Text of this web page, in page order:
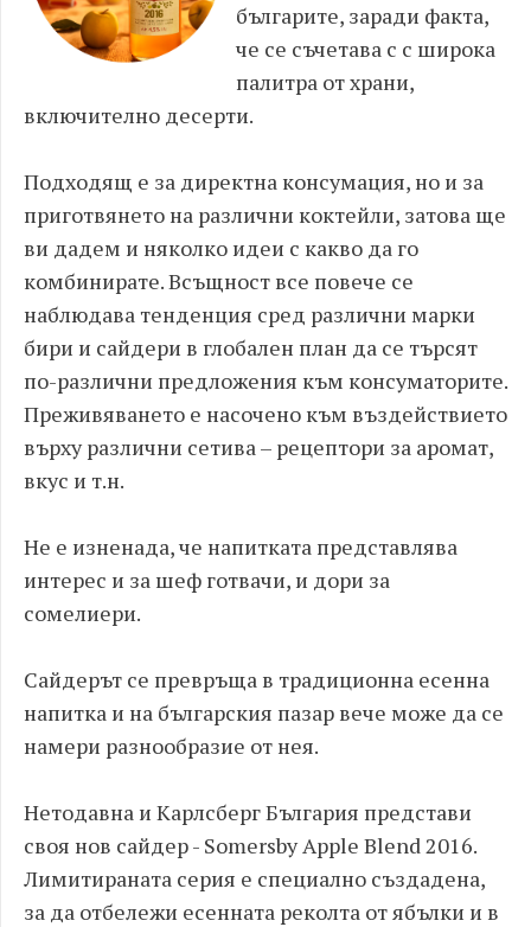
българите, заради факта,
че се съчетава с с широка
палитра от храни,
включително десерти.
Подходящ е за директна консумация, но и за
приготвянето на различни коктейли, затова ще
ви дадем и няколко идеи с какво да го
комбинирате. Всъщност все повече се
наблюдава тенденция сред различни марки
бири и сайдери в глобален план да се търсят
по-различни предложения към консуматорите.
Преживяването е насочено към въздействието
върху различни сетива – рецептори за аромат,
вкус и т.н.
Не е изненада, че напитката представлява
интерес и за шеф готвачи, и дори за
сомелиери.
Сайдерът се превръща в традиционна есенна
напитка и на българския пазар вече може да се
намери разнообразие от нея.
Нетодавна и Карлсберг България представи
своя нов сайдер - Somersby Apple Blend 2016.
Лимитираната серия е специално създадена,
за да отбележи есенната реколта от ябълки и в